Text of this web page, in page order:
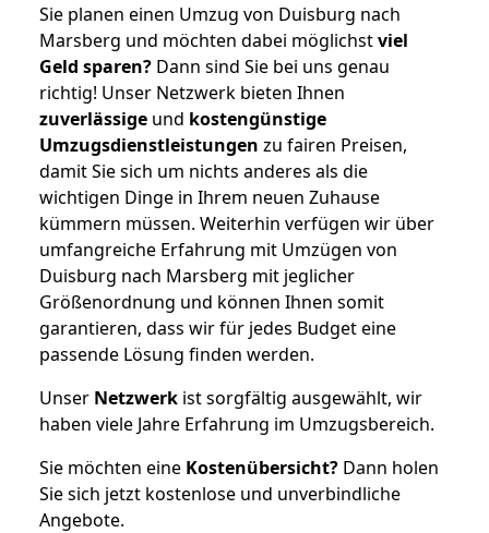
Sie planen einen Umzug von Duisburg nach
Marsberg und möchten dabei möglichstviel
Geld sparen? Dann sind Sie bei uns genau
richtig! Unser Netzwerk bieten Ihnen
zuverlässige und kostengünstige
Umzugsdienstleistungen zu fairen Preisen,
damit Sie sich um nichts anderes als die
wichtigen Dinge in Ihrem neuen Zuhause
kümmern müssen. Weiterhin verfügen wir über
umfangreiche Erfahrung mit Umzügen von
Duisburg nach Marsberg mit jeglicher
Größenordnung und können Ihnen somit
garantieren, dass wir für jedes Budget eine
passende Lösung finden werden.
Unser Netzwerk ist sorgfältig ausgewählt, wir
haben viele Jahre Erfahrung im Umzugsbereich.
Sie möchten eine Kostenübersicht? Dann holen
Sie sich jetzt kostenlose und unverbindliche
Angebote.